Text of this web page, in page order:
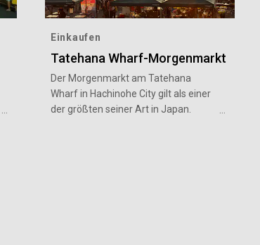
Einkaufen
Tatehana Wharf-Morgenmarkt
Der Morgenmarkt am Tatehana
Wharf in Hachinohe City gilt als einer
der größten seiner Art in Japan.